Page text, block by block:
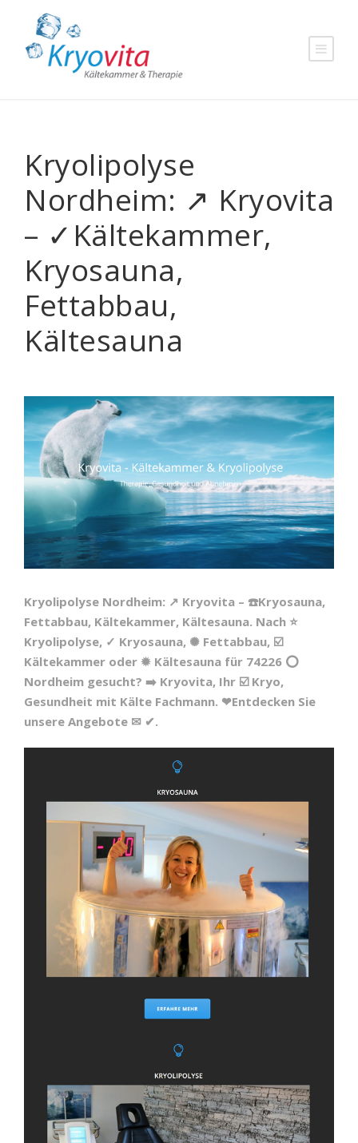
Kryolipolyse
Nordheim: ↗️ Kryovita
– ✓Kältekammer,
Kryosauna,
Fettabbau,
Kältesauna
Kryolipolyse Nordheim: ↗️ Kryovita – ☎️Kryosauna,
Fettabbau, Kältekammer, Kältesauna. Nach ⭐
Kryolipolyse, ✓ Kryosauna, ✺ Fettabbau, ☑️
Kältekammer oder ✹ Kältesauna für 74226 ⭕
Nordheim gesucht? ➡️ Kryovita, Ihr ☑️ Kryo,
Gesundheit mit Kälte Fachmann. ❤Entdecken Sie
unsere Angebote ✉ ✔.